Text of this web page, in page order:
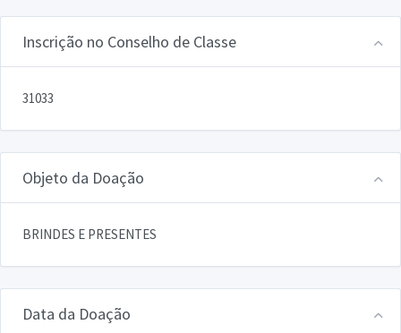
Inscrição no Conselho de Classe
31033
Objeto da Doação
BRINDES E PRESENTES
Data da Doação